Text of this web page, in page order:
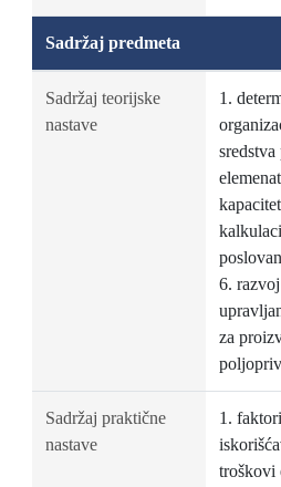
Sadržaj predmeta
Sadržaj teorijske
nastave
1.
sredstva
6.
za
Sadržaj praktične
nastave
1.
troškovi